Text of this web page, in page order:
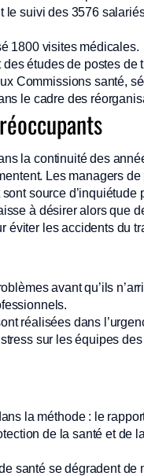
suivi des 3576
1800 visites médicales.
études de postes
Commissions santé,
le cadre des
la continuité des
Les managers
source
à désirer alors que
éviter les accidents du
avant qu’ils
réalisées dans
sur les équipes
la méthode : le
de la santé et de
santé se dégradent